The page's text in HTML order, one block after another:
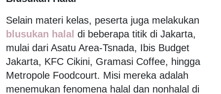
Selain materi kelas, peserta juga melakukan
blusukan halal di beberapa titik di Jakarta,
mulai dari Asatu Area-Tsnada, Ibis Budget
Jakarta, KFC Cikini, Gramasi Coffee, hingga
Metropole Foodcourt. Misi mereka adalah
menemukan fenomena halal dan nonhalal di